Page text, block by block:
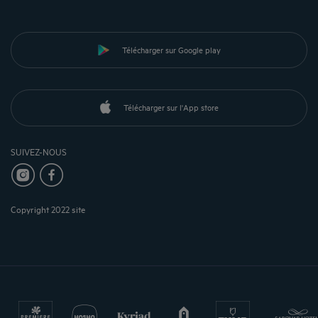
Télécharger sur Google play
Télécharger sur l'App store
SUIVEZ-NOUS
Copyright 2022 site